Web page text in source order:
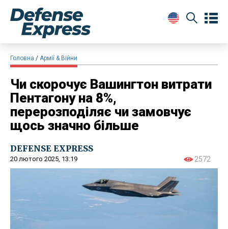
Головна Армії & Війни
Чи скорочує Вашингтон витрати
Пентагону на 8%,
перерозподіляє чи замовчує
щось значно більше
DEFENSE EXPRESS
20 лютого 2025, 13:19 2572